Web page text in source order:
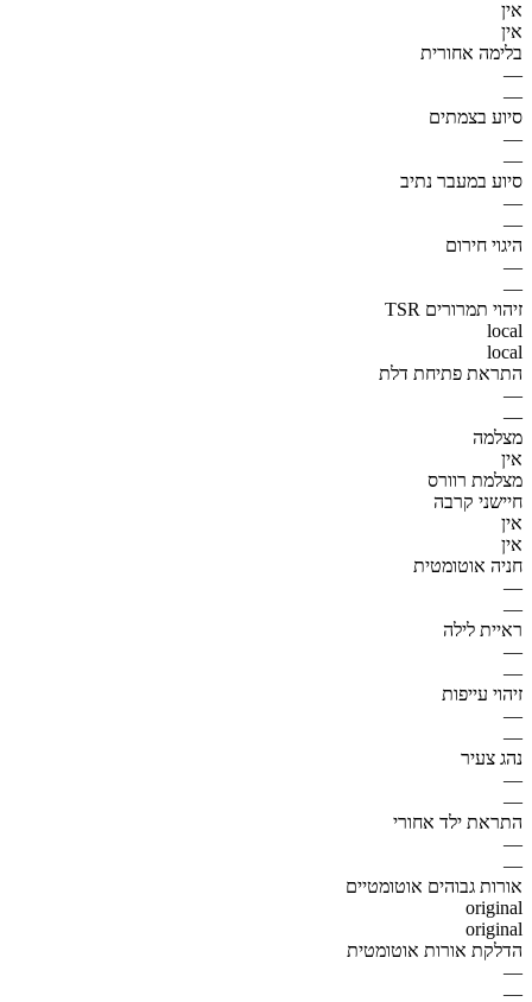
אין
אין
בלימה אחורית
—
—
סיוע בצמתים
—
—
סיוע במעבר נתיב
—
—
היגוי חירום
—
—
זיהוי תמרורים TSR
local
local
התראת פתיחת דלת
—
—
מצלמה
אין
מצלמת רוורס
חיישני קרבה
אין
אין
חניה אוטומטית
—
—
ראיית לילה
—
—
זיהוי עייפות
—
—
נהג צעיר
—
—
התראת ילד אחורי
—
—
אורות גבוהים אוטומטיים
original
original
הדלקת אורות אוטומטית
—
—